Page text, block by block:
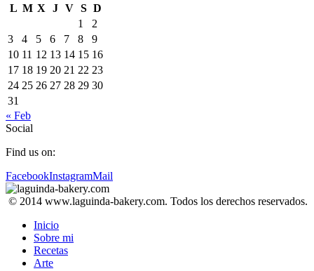
L M X J V S D
1
2
3
4 5 6 7 8
9
10 11 12 13 14 15 16
17 18 19 20 21 22 23
24 25 26 27 28 29 30
31
« Feb
Social
Find us on:
FacebookInstagramMail
© 2014 www.laguinda-bakery.com. Todos los derechos reservados.
Inicio
Sobre mi
Recetas
Arte